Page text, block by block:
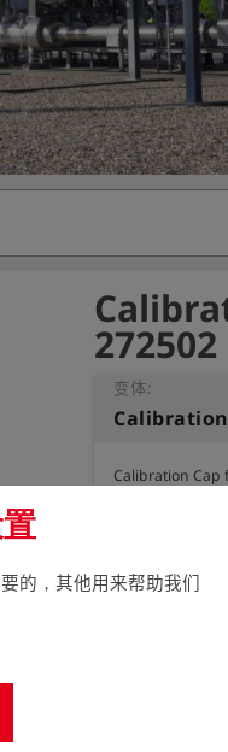
的，其他用来帮助我们
272502
变体:
Calibration Cap